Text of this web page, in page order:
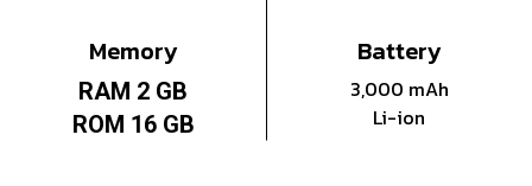
Memory
RAM 2 GB
ROM 16 GB
Battery
3,000 mAh
Li-ion